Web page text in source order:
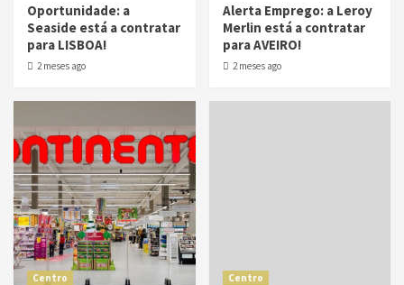
Oportunidade: a
Seaside está a contratar
para LISBOA!
2 meses ago
Alerta Emprego: a Leroy
Merlin está a contratar
para AVEIRO!
2 meses ago
Centro Centro